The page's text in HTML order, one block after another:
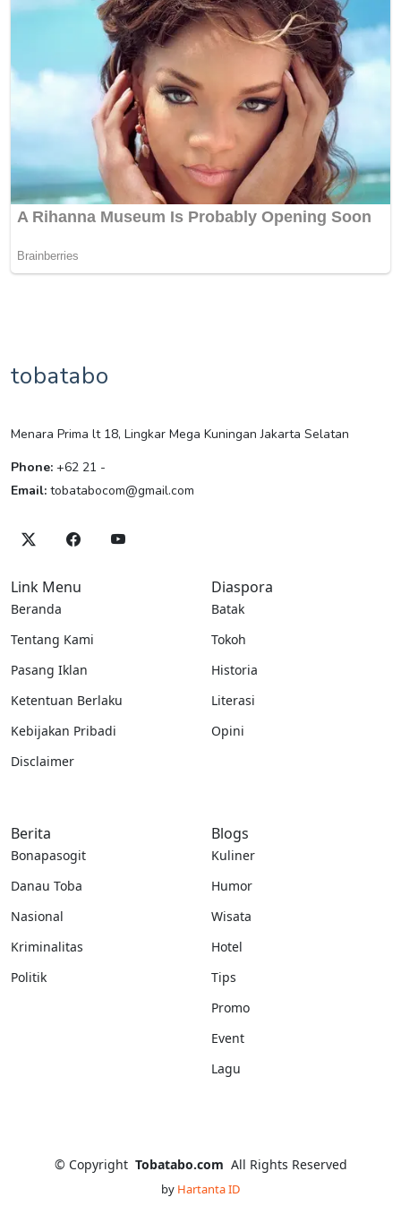
tobatabo
Menara Prima lt 18, Lingkar Mega Kuningan Jakarta Selatan
Phone: +62 21 -
Email: tobatabocom@gmail.com
Link Menu
Beranda
Tentang Kami
Pasang Iklan
Ketentuan Berlaku
Kebijakan Pribadi
Disclaimer
Diaspora
Batak
Tokoh
Historia
Literasi
Opini
Berita
Bonapasogit
Danau Toba
Nasional
Kriminalitas
Politik
Blogs
Kuliner
Humor
Wisata
Hotel
Tips
Promo
Event
Lagu
© Copyright Tobatabo.com All Rights Reserved
by Hartanta ID